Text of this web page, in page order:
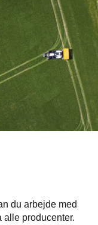
du arbejde med
alle producenter.